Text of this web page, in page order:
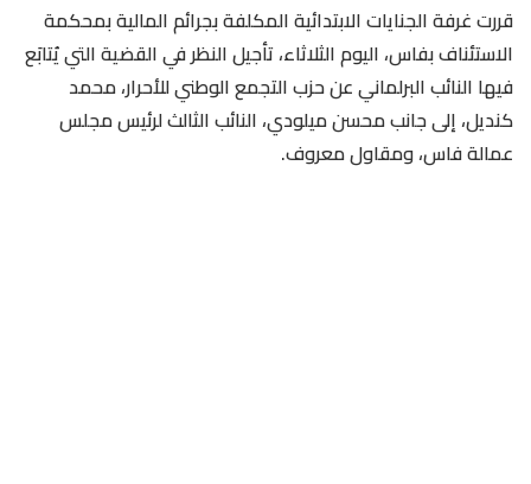
قررت غرفة الجنايات الابتدائية المكلفة بجرائم المالية بمحكمة
الاستئناف بفاس، اليوم الثلاثاء، تأجيل النظر في القضية التي يُتابَع
فيها النائب البرلماني عن حزب التجمع الوطني للأحرار، محمد
كنديل، إلى جانب محسن ميلودي، النائب الثالث لرئيس مجلس
عمالة فاس، ومقاول معروف.